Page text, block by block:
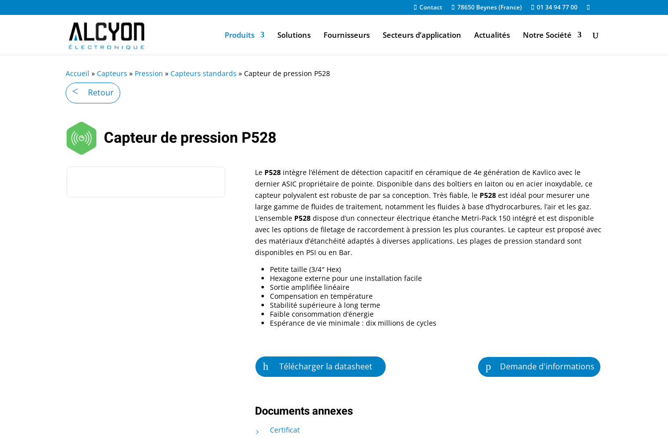
Contact 78650 Beynes (France) 01 34 94 77 00
Produits Solutions Fournisseurs Secteurs d’application Actualités Notre Société
Accueil » Capteurs » Pression » Capteurs standards » Capteur de pression P528
Retour
Capteur de pression P528
Le P528intègre l’élément de détection capacitif en céramique de 4e génération de Kavlico avec le
dernier ASIC propriétaire de pointe. Disponible dans des boîtiers en laiton ou en acier inoxydable, ce
capteur polyvalent est robuste de par sa conception. Très fiable, le P528est idéal pour mesurer une
large gamme de fluides de traitement, notamment les fluides à base d’hydrocarbures, l’air et les gaz.
L’ensemble P528dispose d’un connecteur électrique étanche Metri-Pack 150 intégré et est disponible
avec les options de filetage de raccordement à pression les plus courantes. Le capteur est proposé avec
des matériaux d’étanchéité adaptés à diverses applications. Les plages de pression standard sont
disponibles en PSI ou en Bar.
Petite taille (3/4″ Hex)
Hexagone externe pour une installation facile
Sortie amplifiée linéaire
Compensation en température
Stabilité supérieure à long terme
Faible consommation d’énergie
Espérance de vie minimale : dix millions de cycles
Télécharger la datasheet Demande d'informations
Documents annexes
Certificat